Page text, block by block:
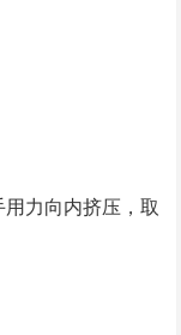
力向内挤压，取